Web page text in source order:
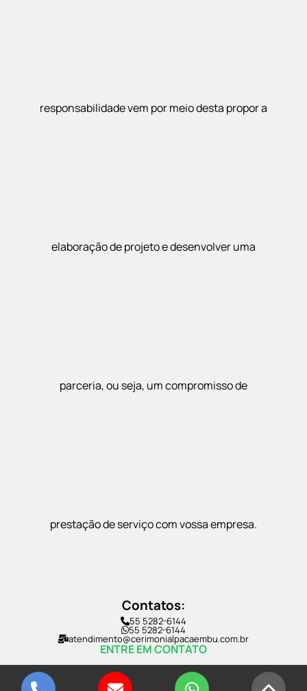
responsabilidade vem por meio desta propor a
elaboração de projeto e desenvolver uma
parceria, ou seja, um compromisso de
prestação de serviço com vossa empresa.
Contatos:
55 5282-6144
55 5282-6144
atendimento@cerimonialpacaembu.com.br
ENTRE EM CONTATO